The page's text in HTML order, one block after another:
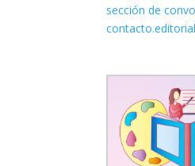
sección de